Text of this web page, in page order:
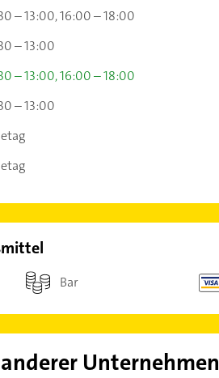
– 13:00 16:00 – 18:00
– 13:00
– 13:00 16:00 – 18:00
– 13:00
Bar
Unternehmen